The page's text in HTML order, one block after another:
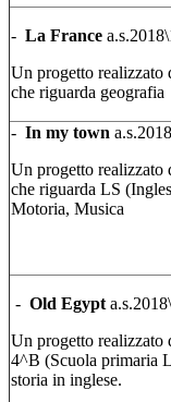
- La France
Un progetto realizzato
che riguarda geografia
- In my town
Un progetto realizzato
che riguarda LS
Motoria, Musica
- Old Egypt
Un progetto
4^B (Scuola primaria
storia in inglese.